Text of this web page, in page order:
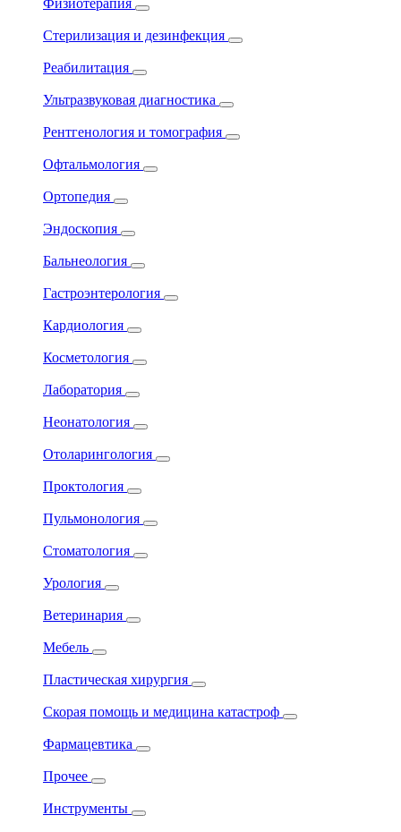
Физиотерапия
Стерилизация и дезинфекция
Реабилитация
Ультразвуковая диагностика
Рентгенология и томография
Офтальмология
Ортопедия
Эндоскопия
Бальнеология
Гастроэнтерология
Кардиология
Косметология
Лаборатория
Неонатология
Отоларингология
Проктология
Пульмонология
Стоматология
Урология
Ветеринария
Мебель
Пластическая хирургия
Скорая помощь и медицина катастроф
Фармацевтика
Прочее
Инструменты